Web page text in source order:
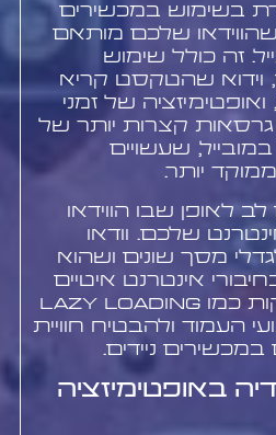
בשימוש במכשירים
שהווידאו שלכם מותאם
זה כולל שימוש
וידוא שהטקסט קריא
של זמני
גרסאות קצרות יותר של
שעשויים
יותר.
לאופן שבו הווידאו
שלכם. וודאו
מסך שונים ושהוא
אינטרנט איטיים
יותר. שימוש בטכניקות כמו lazy loading
העמוד ולהבטיח חוויית
ניידים.
באופטימיזציה